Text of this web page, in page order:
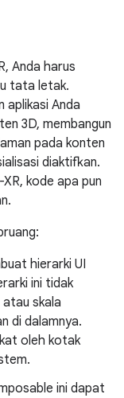
Anda harus
tata letak.
aplikasi Anda
3D, membangun
pada konten
diaktifkan.
kode apa pun
hierarki UI
ini tidak
skala
di dalamnya.
oleh kotak
ini dapat